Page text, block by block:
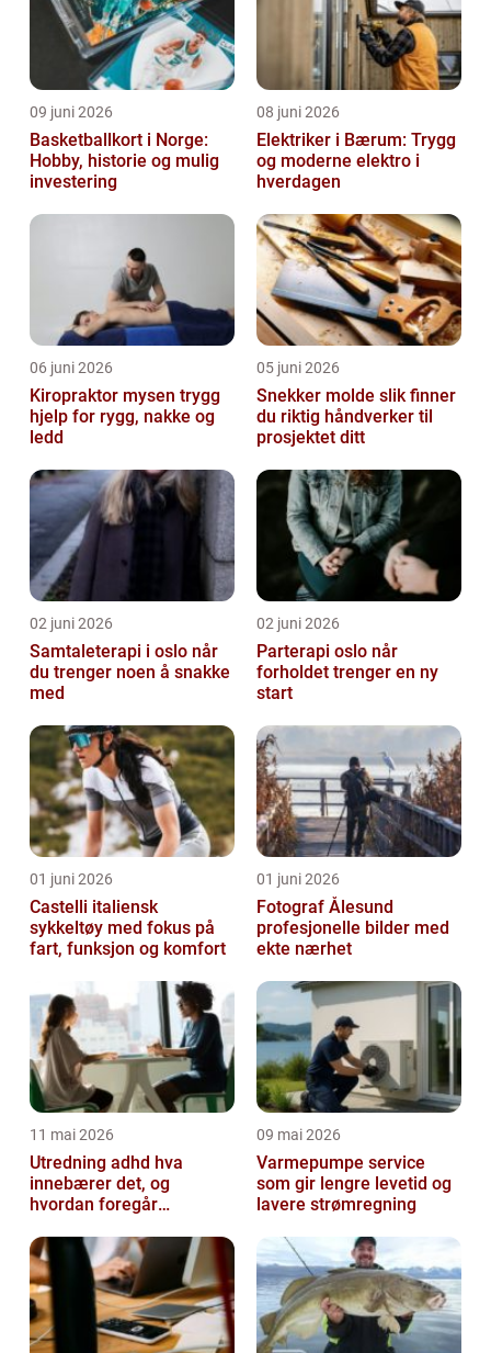
09 juni 2026
Basketballkort i Norge:
Hobby, historie og mulig
investering
08 juni 2026
Elektriker i Bærum: Trygg
og moderne elektro i
hverdagen
06 juni 2026
Kiropraktor mysen trygg
hjelp for rygg, nakke og
ledd
05 juni 2026
Snekker molde slik finner
du riktig håndverker til
prosjektet ditt
02 juni 2026
Samtaleterapi i oslo når
du trenger noen å snakke
med
02 juni 2026
Parterapi oslo når
forholdet trenger en ny
start
01 juni 2026
Castelli italiensk
sykkeltøy med fokus på
fart, funksjon og komfort
01 juni 2026
Fotograf Ålesund
profesjonelle bilder med
ekte nærhet
11 mai 2026
Utredning adhd hva
innebærer det, og
hvordan foregår
09 mai 2026
Varmepumpe service
som gir lengre levetid og
lavere strømregning